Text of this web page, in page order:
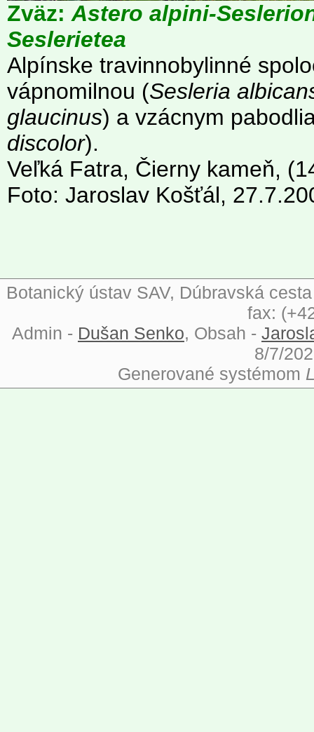
Zväz: Astero alpini-
Seslerietea
Alpínske travinnobylinné
vápnomilnou (Sesleria
glaucinus) a vzácnym
discolor).
Veľká Fatra, Čierny kameň,
Foto: Jaroslav Košťál,
Botanický ústav SAV, Dúbravská
fax:
Admin - Dušan Senko, Obsah -
8/7/
Generované systémom